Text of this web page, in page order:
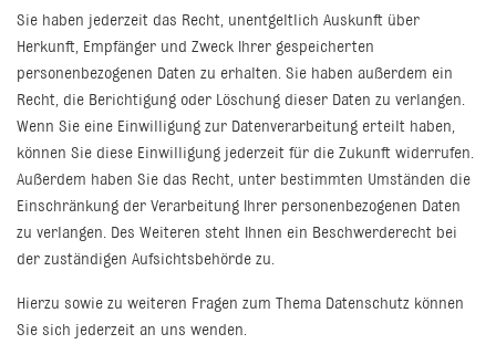
Sie haben jederzeit das Recht, unentgeltlich Auskunft über
Herkunft, Empfänger und Zweck Ihrer gespeicherten
personenbezogenen Daten zu erhalten. Sie haben außerdem ein
Recht, die Berichtigung oder Löschung dieser Daten zu verlangen.
Wenn Sie eine Einwilligung zur Datenverarbeitung erteilt haben,
können Sie diese Einwilligung jederzeit für die Zukunft widerrufen.
Außerdem haben Sie das Recht, unter bestimmten Umständen die
Einschränkung der Verarbeitung Ihrer personenbezogenen Daten
zu verlangen. Des Weiteren steht Ihnen ein Beschwerderecht bei
der zuständigen Aufsichtsbehörde zu.
Hierzu sowie zu weiteren Fragen zum Thema Datenschutz können
Sie sich jederzeit an uns wenden.